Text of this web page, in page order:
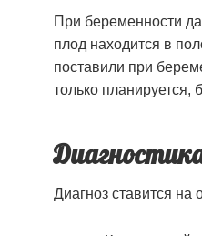
При беременности
плод находится в
поставили при
только планируется,
Диагноз ставится на